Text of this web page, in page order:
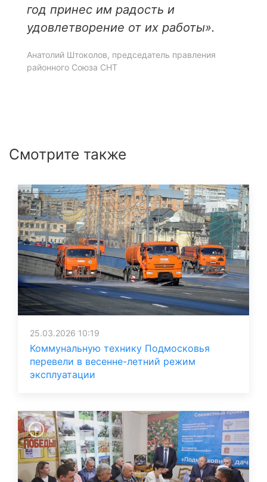
год принес им радость и
удовлетворение от их работы».
Анатолий Штоколов, председатель правления
районного Союза СНТ
Смотрите также
25.03.2026 10:19
Коммунальную технику Подмосковья
перевели в весенне-летний режим
эксплуатации